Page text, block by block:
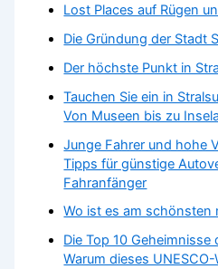
Lost Places auf Rügen
Die Gründung der Stadt
Der höchste Punkt in
Tauchen Sie ein in
Von Museen bis zu
Junge Fahrer und hohe
Tipps für günstige
Fahranfänger
Wo ist es am schönsten
Die Top 10
Warum dieses